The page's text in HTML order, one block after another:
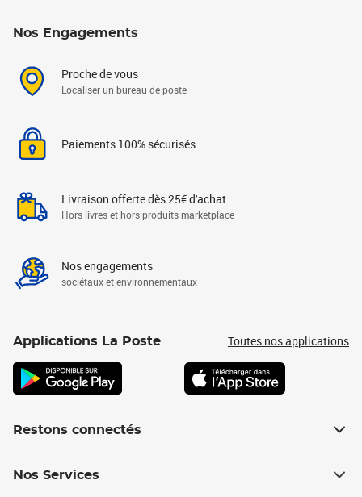
Nos Engagements
Proche de vous
Localiser un bureau de poste
Paiements 100% sécurisés
Livraison offerte dès 25€ d'achat
Hors livres et hors produits marketplace
Nos engagements
sociétaux et environnementaux
Applications La Poste Toutes nos applications
Restons connectés
Nos Services